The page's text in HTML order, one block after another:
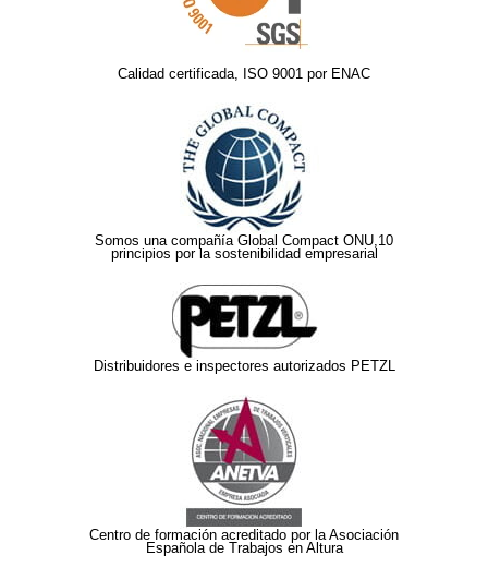
Calidad certificada, ISO 9001 por ENAC
Somos una compañía Global Compact ONU,10
principios por la sostenibilidad empresarial
Distribuidores e inspectores autorizados PETZL
Centro de formación acreditado por la Asociación
Española de Trabajos en Altura